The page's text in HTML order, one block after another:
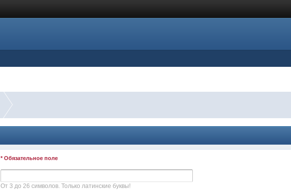
* Обязательное поле
От 3 до 26 символов. Только латинские буквы!